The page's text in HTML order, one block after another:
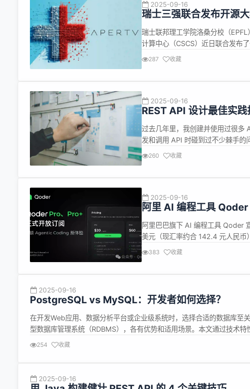
2025-09-16
瑞士三强联合发布开源
瑞士联邦理工学院洛桑分校（
计算中心（CSCS）近日联合发布
在拉丁语中意为 “开放”。 与当前
287 收藏
2025-09-16
REST API 设计最佳实
Express.js 构建 REST
过去几年里，我创建并使用过很多
发和调用 API 时碰到过不少棘手的
文章，但在我看来，其中不少都
260 收藏
2025-09-16
阿里 AI 编程工具
阿里巴巴旗下 AI 编程工具 Qoder
美元（现汇率约合 142.4 元人民
Pro 版权益 无限代码补全和 Next
383 收藏
2025-09-16
PostgreSQL vs MySQL：开发者如何选择？
在开发Web应用、数据分析平台或企业级系统时，选择合适的数据库
型数据库管理系统（RDBMS），各有优势和适用场景。本文通过技术
选择。 一、概述 PostgreSQL：功能强大的开源数据库 PostgreSQL（
254 收藏
2025-09-16